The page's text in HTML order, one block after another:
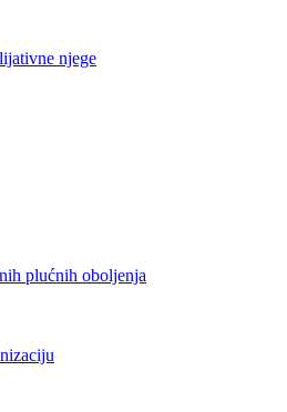
njege
plućnih oboljenja